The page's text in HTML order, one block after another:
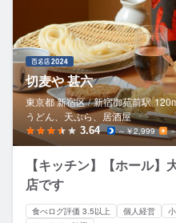
切麦や 甚六
東京都 新宿区 / 新宿御苑前駅
うどん、天ぷら、居酒屋
3.64 ～￥2,999
【キッチン】【ホール
店です
食べログ評価 3.5以上 個人経営